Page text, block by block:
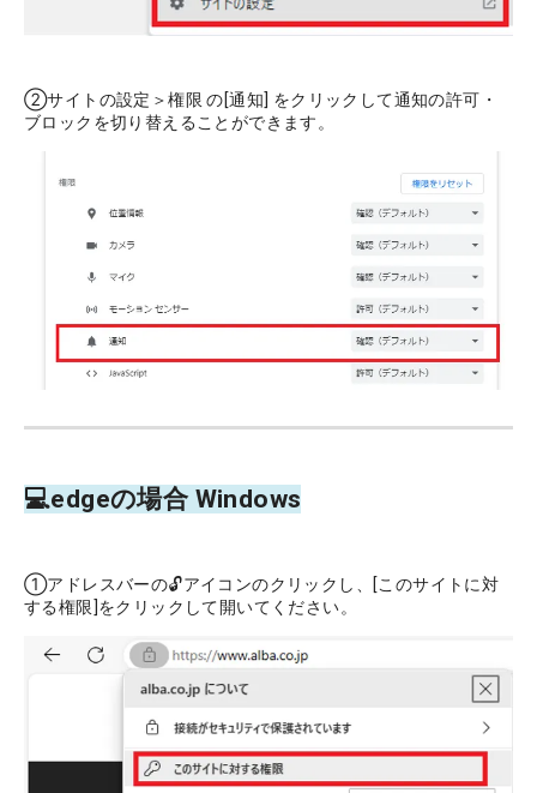
②サイトの設定＞権限 の[通知] をクリックして通知の許可・
ブロックを切り替えることができます。
💻edgeの場合 Windows
①アドレスバーの🔓アイコンのクリックし、[このサイトに対
する権限]をクリックして開いてください。